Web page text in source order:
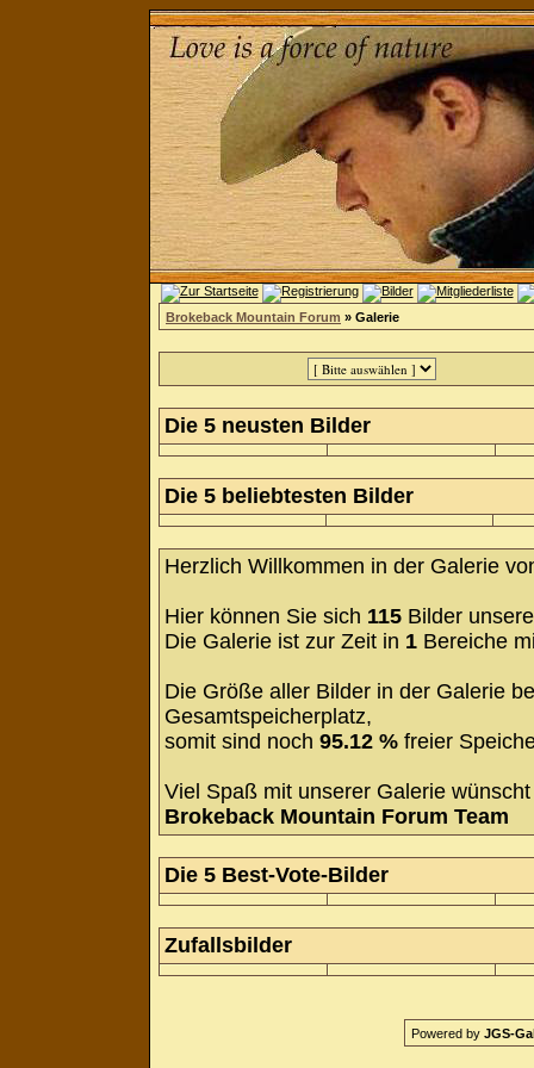
Brokeback Mountain Forum » Galerie
Die 5 neusten Bilder
Die 5 beliebtesten Bilder
Herzlich Willkommen in der Galerie
Hier können Sie sich 115 Bilder
Die Galerie ist zur Zeit in 1 Bereiche
Die Größe aller Bilder in der Galerie
Gesamtspeicherplatz,
somit sind noch 95.12 % freier
Viel Spaß mit unserer Galerie
Brokeback Mountain Forum Team
Die 5 Best-Vote-Bilder
Zufallsbilder
Powered by JGS-